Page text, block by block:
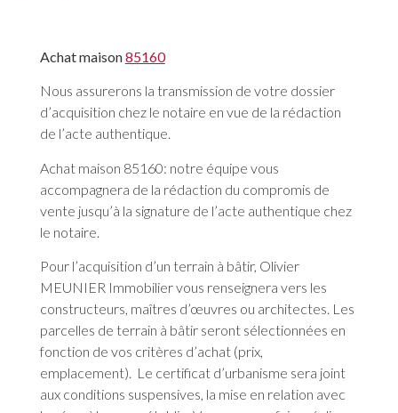
Achat maison85160
Nous assurerons la transmission de votre dossier
d’acquisition chez le notaire en vue de la rédaction
de l’acte authentique.
Achat maison 85160: notre équipe vous
accompagnera de la rédaction du compromis de
vente jusqu’à la signature de l’acte authentique chez
le notaire.
Pour l’acquisition d’un terrain à bâtir, Olivier
MEUNIER Immobilier vous renseignera vers les
constructeurs, maîtres d’œuvres ou architectes. Les
parcelles de terrain à bâtir seront sélectionnées en
fonction de vos critères d’achat (prix,
emplacement). Le certificat d’urbanisme sera joint
aux conditions suspensives, la mise en relation avec